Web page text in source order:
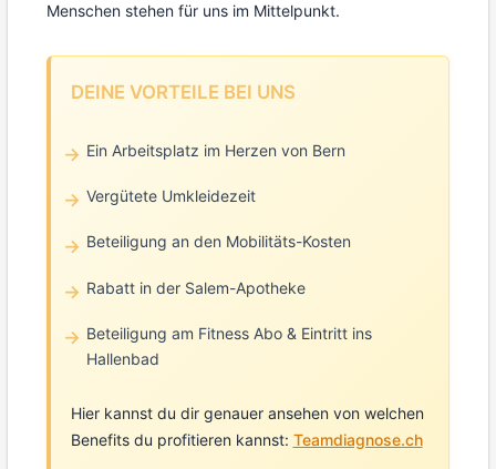
Menschen stehen für uns im Mittelpunkt.
DEINE VORTEILE BEI UNS
Ein Arbeitsplatz im Herzen von Bern
Vergütete Umkleidezeit
Beteiligung an den Mobilitäts-Kosten
Rabatt in der Salem-Apotheke
Beteiligung am Fitness Abo & Eintritt ins
Hallenbad
Hier kannst du dir genauer ansehen von welchen
Benefits du profitieren kannst: Teamdiagnose.ch